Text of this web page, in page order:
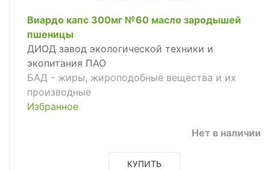
Виардо капс 300мг №60 масло зародышей
пшеницы
ДИОД завод экологической техники и
экопитания ПАО
БАД - жиры, жироподобные вещества и их
производные
Избранное
Нет в наличии
КУПИТЬ